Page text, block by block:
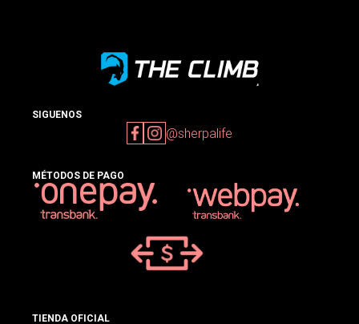
SIGUENOS
@sherpalife
MÉTODOS DE PAGO
TIENDA OFICIAL